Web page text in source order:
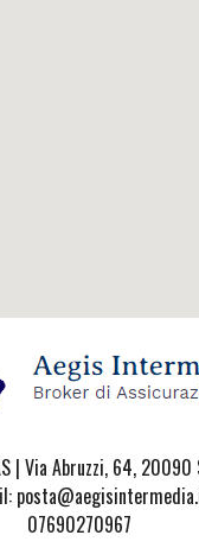
| Via Abruzzi, 64,
07690270967